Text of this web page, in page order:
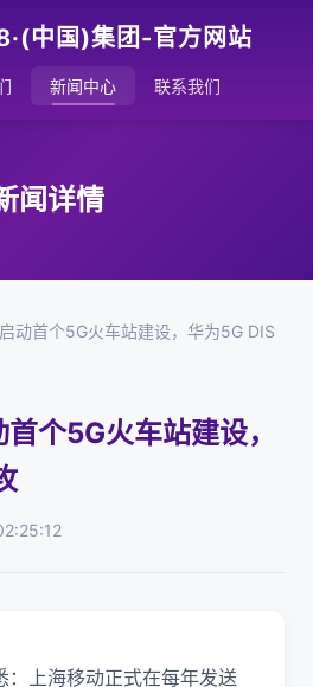
中国)集团-官方网站
新闻中心 联系我们
闻详情
动首个5G火车站建设，华为5G DIS
个5G火车站建设，
：上海移动正式在每年发送